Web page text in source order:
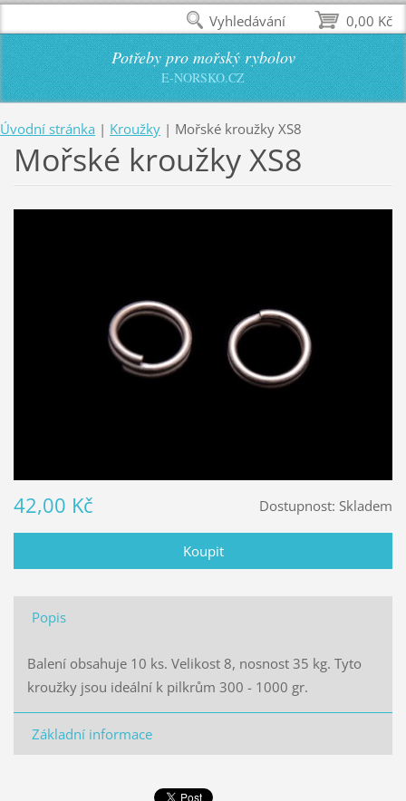
Potřeby pro mořský rybolov
E-NORSKO.CZ
Úvodní stránka | Kroužky | Mořské kroužky XS8
Mořské kroužky XS8
Dostupnost: Skladem
42,00 Kč
Popis
Balení obsahuje 10 ks. Velikost 8, nosnost 35 kg. Tyto
kroužky jsou ideální k pilkrům 300 - 1000 gr.
Základní informace
0,00 Kč
Vyhledávání